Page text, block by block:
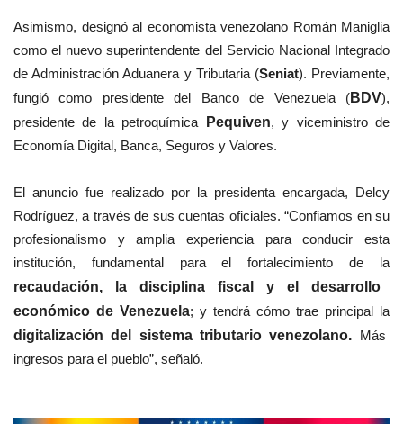
Asimismo, designó al economista venezolano Román Maniglia
como el nuevo superintendente del Servicio Nacional Integrado
de Administración Aduanera y Tributaria (Seniat). Previamente,
fungió como presidente del Banco de Venezuela (BDV),
presidente de la petroquímica
Pequiven, y viceministro de
Economía Digital, Banca, Seguros y Valores.
El anuncio fue realizado por la presidenta encargada, Delcy
Rodríguez, a través de sus cuentas oficiales. “Confiamos en su
profesionalismo y amplia experiencia para conducir esta
institución, fundamental para el fortalecimiento de la
recaudación, la disciplina fiscal y el desarrollo
económico de Venezuela; y tendrá cómo trae principal la
digitalización del sistema tributario venezolano. Más
ingresos para el pueblo”, señaló.